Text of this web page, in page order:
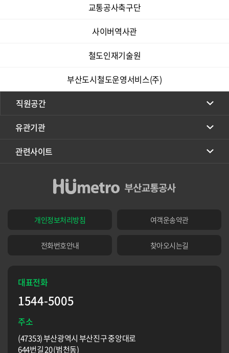
교통공사축구단
사이버역사관
철도인재기술원
부산도시철도운영서비스(주)
직원공간
유관기관
관련사이트
개인정보처리방침 여객운송약관
전화번호안내 찾아오시는길
대표전화
1544-5005
주소
(47353) 부산광역시 부산진구 중앙대로
644번길 20 (범천동)